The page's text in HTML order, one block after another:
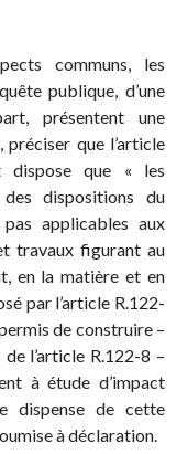
communs, les
publique, d’une
présentent une
que l’article
dispose que « les
dispositions du
applicables aux
travaux figurant au
en la matière et en
par l’article R.122-
de construire –
l’article R.122-8 –
à étude d’impact
dispense de cette
à déclaration.